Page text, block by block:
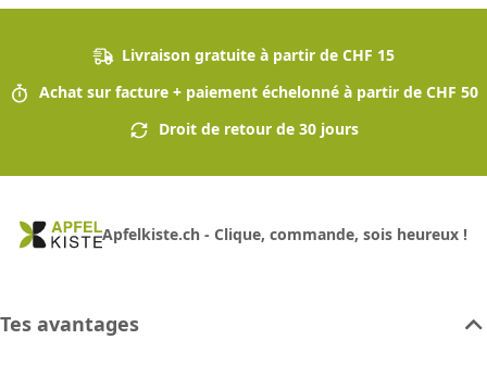
Livraison gratuite à partir de CHF 15
Achat sur facture + paiement échelonné à partir de CHF 50
Droit de retour de 30 jours
Apfelkiste.ch - Clique, commande, sois heureux !
Tes avantages